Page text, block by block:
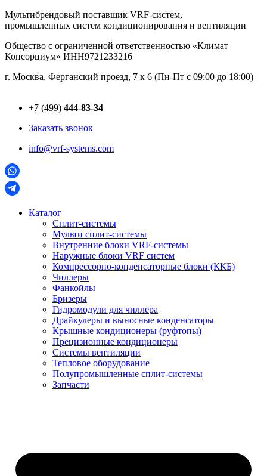
Перейти
к
Мультибрендовый поставщик VRF-cистем,
промышленных систем кондиционирования и вентиляции
Общество с ограниченной ответственностью «Климат
Консорциум» ИНН9721233216
г. Москва, Ферганский проезд, 7 к 6 (Пн-Пт с 09:00 до 18:00)
+7 (499) 444-83-34
Заказать звонок
info@vrf-systems.com
Каталог
Сплит-системы
Мульти сплит-системы
Внутренние блоки VRF-cистемы
Наружные блоки VRF cистем
Компрессорно-конденсаторные блоки (ККБ)
Чиллеры
Фанкойлы
Бризеры
Гидромодули для чиллера
Драйкулеры и выносные конденсаторы
Крышные кондиционеры (руфтопы)
Прецизионные кондиционеры
Системы вентиляции
Тепловое оборудование
Полупромышленные сплит-системы
Запчасти